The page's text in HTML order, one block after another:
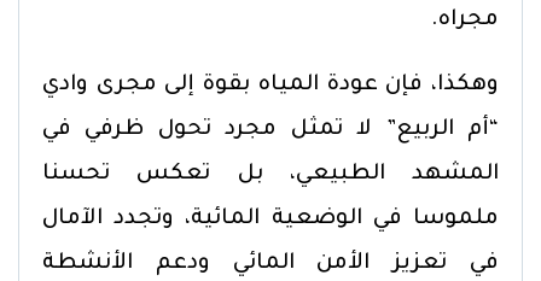
مجراه.
وهكذا، فإن عودة المياه بقوة إلى مجرى وادي
“أم الربيع” لا تمثل مجرد تحول ظرفي في
المشهد الطبيعي، بل تعكس تحسنا
ملموسا في الوضعية المائية، وتجدد الآمال
في تعزيز الأمن المائي ودعم الأنشطة